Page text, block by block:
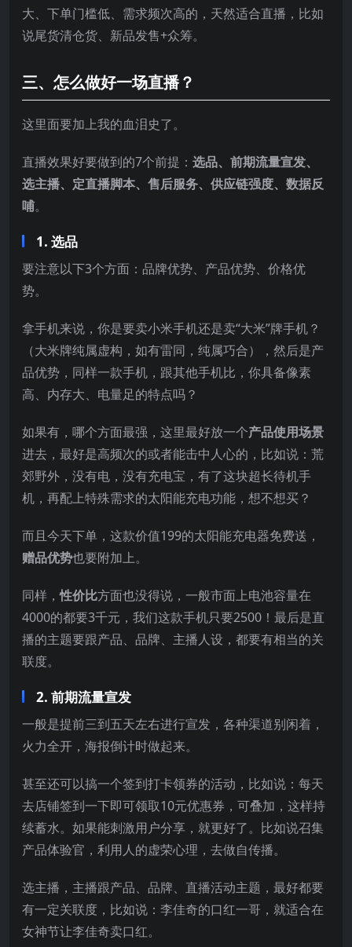
大、下单门槛低、需求频次高的，天然适合直播，比如
说尾货清仓货、新品发售+众筹。
三、怎么做好一场直播？
这里面要加上我的血泪史了。
直播效果好要做到的7个前提： 选品、前期流量宣发、
选主播、定直播脚本、售后服务、供应链强度、数据反
哺。
1. 选品
要注意以下3个方面：品牌优势、产品优势、价格优
势。
拿手机来说，你是要卖小米手机还是卖“大米”牌手机？
（大米牌纯属虚构，如有雷同，纯属巧合），然后是产
品优势，同样一款手机，跟其他手机比，你具备像素
高、内存大、电量足的特点吗？
如果有，哪个方面最强，这里最好放一个产品使用场景
进去，最好是高频次的或者能击中人心的，比如说：荒
郊野外，没有电，没有充电宝，有了这块超长待机手
机，再配上特殊需求的太阳能充电功能，想不想买？
而且今天下单，这款价值199的太阳能充电器免费送，
赠品优势也要附加上。
同样，性价比方面也没得说，一般市面上电池容量在
4000的都要3千元，我们这款手机只要2500！最后是直
播的主题要跟产品、品牌、主播人设，都要有相当的关
联度。
2. 前期流量宣发
一般是提前三到五天左右进行宣发，各种渠道别闲着，
火力全开，海报倒计时做起来。
甚至还可以搞一个签到打卡领券的活动，比如说：每天
去店铺签到一下即可领取10元优惠券，可叠加，这样持
续蓄水。如果能刺激用户分享，就更好了。比如说召集
产品体验官，利用人的虚荣心理，去做自传播。
选主播，主播跟产品、品牌、直播活动主题，最好都要
有一定关联度，比如说：李佳奇的口红一哥，就适合在
女神节让李佳奇卖口红。